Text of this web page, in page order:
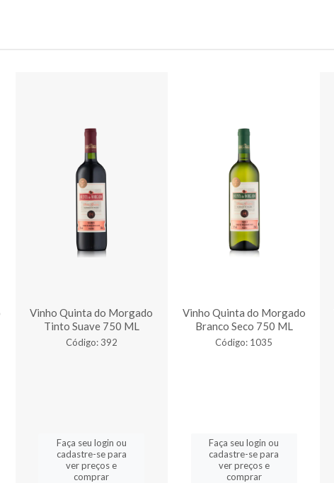
Vinho Quinta do Morgado
Tinto Suave 750 ML
Código: 392
Faça seu login ou
cadastre-se para
ver preços e
comprar
Vinho Quinta do Morgado
Branco Seco 750 ML
Código: 1035
Faça seu login ou
cadastre-se para
ver preços e
comprar